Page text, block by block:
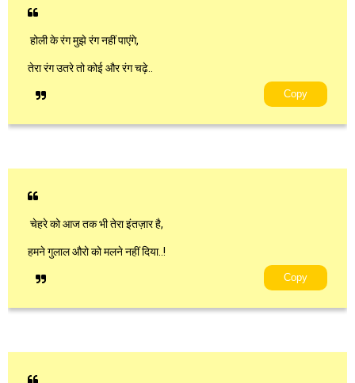
होली के रंग मुझे रंग नहीं पाएंगे,
तेरा रंग उतरे तो कोई और रंग चढ़े..
Copy
चेहरे को आज तक भी तेरा इंतज़ार है,
हमने गुलाल औरो को मलने नहीं दिया..!
Copy